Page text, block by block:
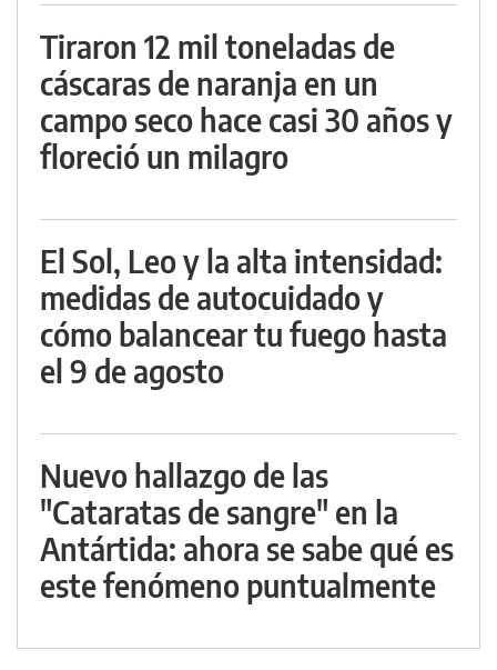
Tiraron 12 mil toneladas de
cáscaras de naranja en un
campo seco hace casi 30 años y
floreció un milagro
El Sol, Leo y la alta intensidad:
medidas de autocuidado y
cómo balancear tu fuego hasta
el 9 de agosto
Nuevo hallazgo de las
"Cataratas de sangre" en la
Antártida: ahora se sabe qué es
este fenómeno puntualmente